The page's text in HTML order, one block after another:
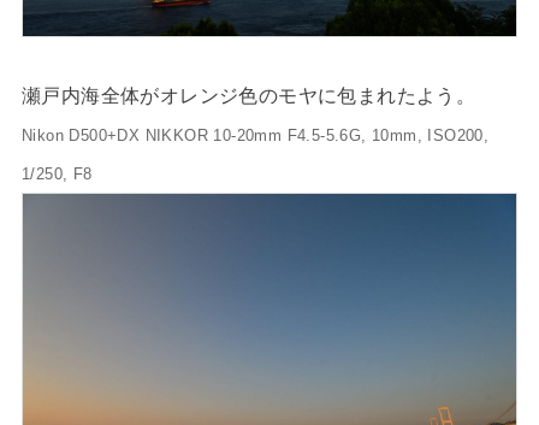
瀬戸内海全体がオレンジ色のモヤに包まれたよう。
Nikon D500+DX NIKKOR 10-20mm F4.5-5.6G, 10mm, ISO200,
1/250, F8